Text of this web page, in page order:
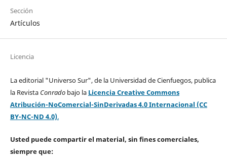
Sección
Artículos
Licencia
La editorial "Universo Sur", de la Universidad de Cienfuegos, publica
la Revista Conradobajo la Licencia Creative Commons
Atribución-NoComercial-SinDerivadas 4.0 Internacional (CC
BY-NC-ND 4.0).
Usted puede compartir el material, sin fines comerciales,
siempre que: